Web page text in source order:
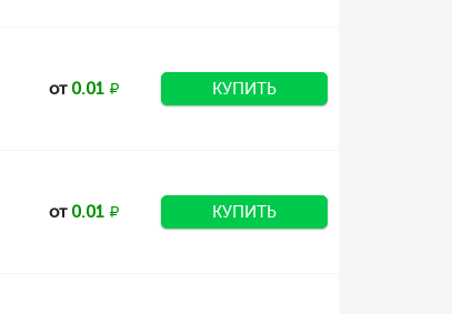
от 0.01 КУПИТЬ
от 0.01 КУПИТЬ